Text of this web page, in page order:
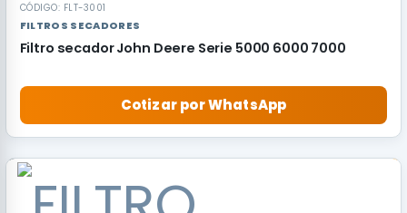
CÓDIGO: FLT-3001
FILTROS SECADORES
Filtro secador John Deere Serie 5000 6000 7000
Cotizar por WhatsApp